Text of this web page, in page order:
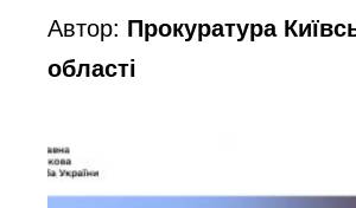
Автор: Прокуратура
області